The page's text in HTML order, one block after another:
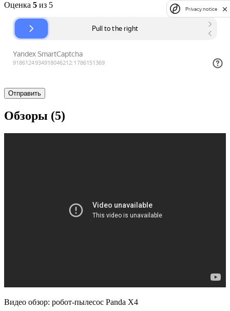
Оценка 5 из 5
Обзоры (5)
Видео обзор: робот-пылесос Panda X4
Privacy notice